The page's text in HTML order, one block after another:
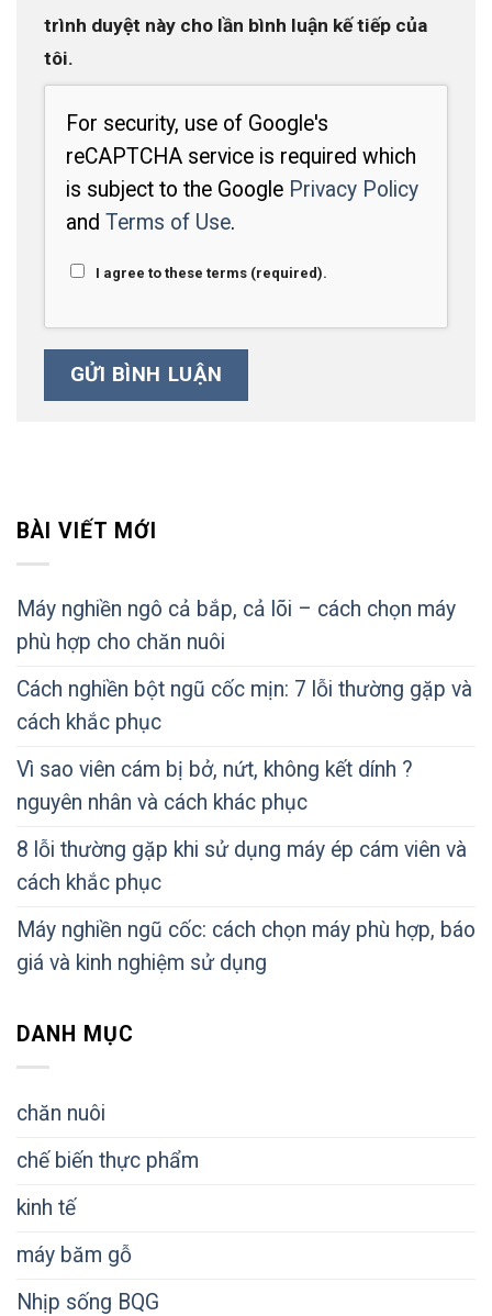
trình duyệt này cho lần bình luận kế tiếp của
tôi.
For security, use of Google's
reCAPTCHA service is required which
is subject to the Google Privacy Policy
andTerms of Use.
I agree to these terms (required).
BÀI VIẾT MỚI
Máy nghiền ngô cả bắp, cả lõi – cách chọn máy
phù hợp cho chăn nuôi
Cách nghiền bột ngũ cốc mịn: 7 lỗi thường gặp và
cách khắc phục
Vì sao viên cám bị bở, nứt, không kết dính ?
nguyên nhân và cách khác phục
8 lỗi thường gặp khi sử dụng máy ép cám viên và
cách khắc phục
Máy nghiền ngũ cốc: cách chọn máy phù hợp, báo
giá và kinh nghiệm sử dụng
DANH MỤC
chăn nuôi
chế biến thực phẩm
kinh tế
máy băm gỗ
Nhịp sống BQG